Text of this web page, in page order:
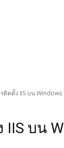
ติดตั้ง IIS บน Windows
IIS บน